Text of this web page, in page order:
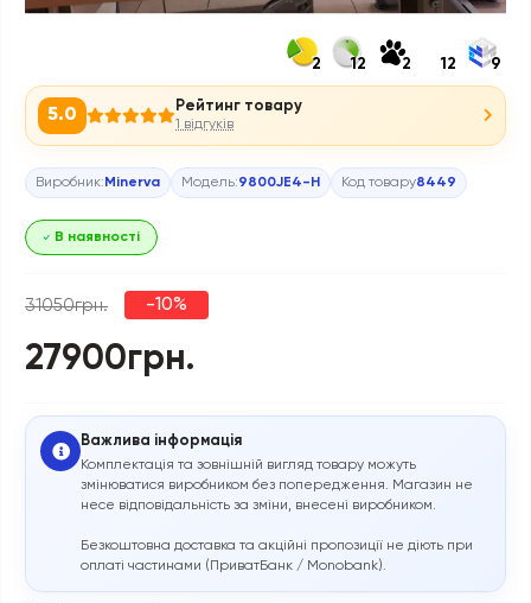
2 12 2 12 9
5.0 Рейтинг товару
1 відгуків
Виробник: Minerva Модель:9800JE4-H Код товару8449
В наявності
31050грн. -10%
27900грн.
Важлива інформація
Комплектація та зовнішній вигляд товару можуть
змінюватися виробником без попередження. Магазин не
несе відповідальність за зміни, внесені виробником.
Безкоштовна доставка та акційні пропозиції не діють при
оплаті частинами (ПриватБанк / Monobank).